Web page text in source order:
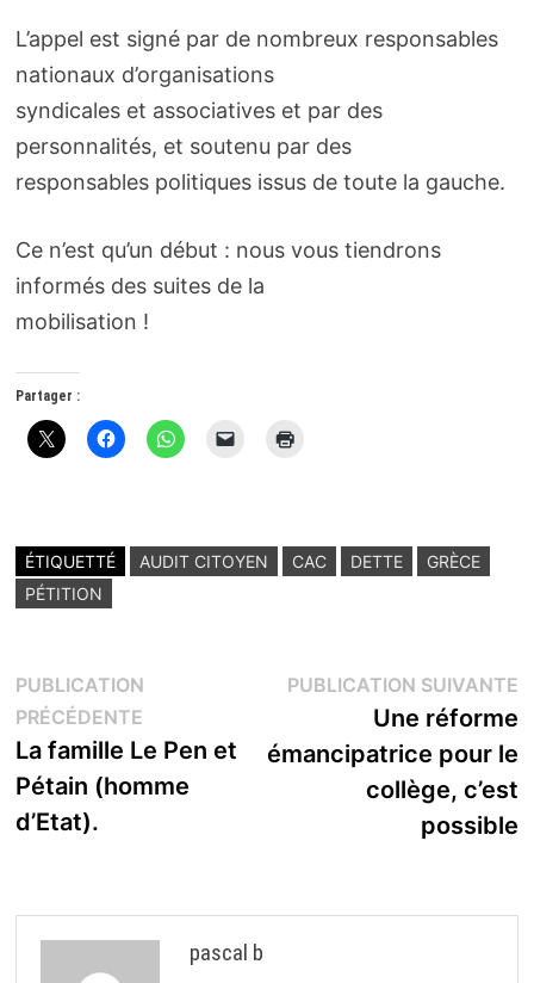
L’appel est signé par de nombreux responsables
nationaux d’organisations
syndicales et associatives et par des
personnalités, et soutenu par des
responsables politiques issus de toute la gauche.
Ce n’est qu’un début : nous vous tiendrons
informés des suites de la
mobilisation !
Partager :
ÉTIQUETTÉ AUDIT CITOYEN CAC DETTE
GRÈCE
PÉTITION
Navigation
de
l’article
PUBLICATION
PRÉCÉDENTEPublication
précédente :
La famille Le Pen et
Pétain (homme
d’Etat).
PUBLICATION SUIVANTE
Une réforme
émancipatrice pour le
collège, c’est
possible
pascal b